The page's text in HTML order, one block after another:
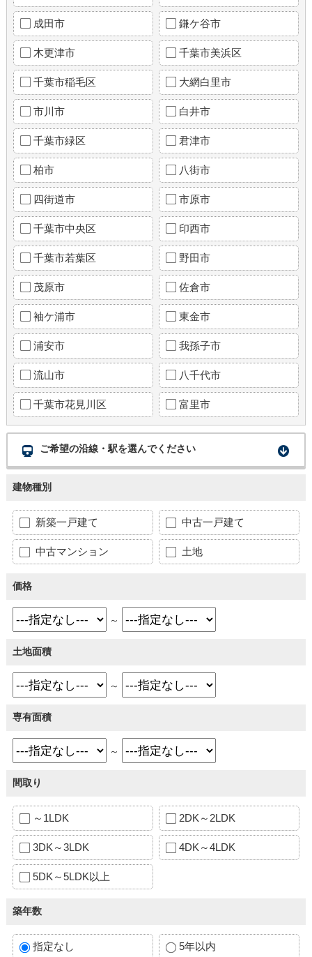
成田市 鎌ケ谷市
木更津市 千葉市美浜区
千葉市稲毛区 大網白里市
市川市 白井市
千葉市緑区 君津市
柏市 八街市
四街道市 市原市
千葉市中央区 印西市
千葉市若葉区 野田市
茂原市 佐倉市
袖ケ浦市 東金市
浦安市 我孫子市
流山市 八千代市
千葉市花見川区 富里市
ご希望の沿線・駅を選んでください
建物種別
新築一戸建て 中古一戸建て
中古マンション 土地
価格
～
土地面積
～
専有面積
～
間取り
～1LDK 2DK～2LDK
3DK～3LDK 4DK～4LDK
5DK～5LDK以上
築年数
指定なし 5年以内